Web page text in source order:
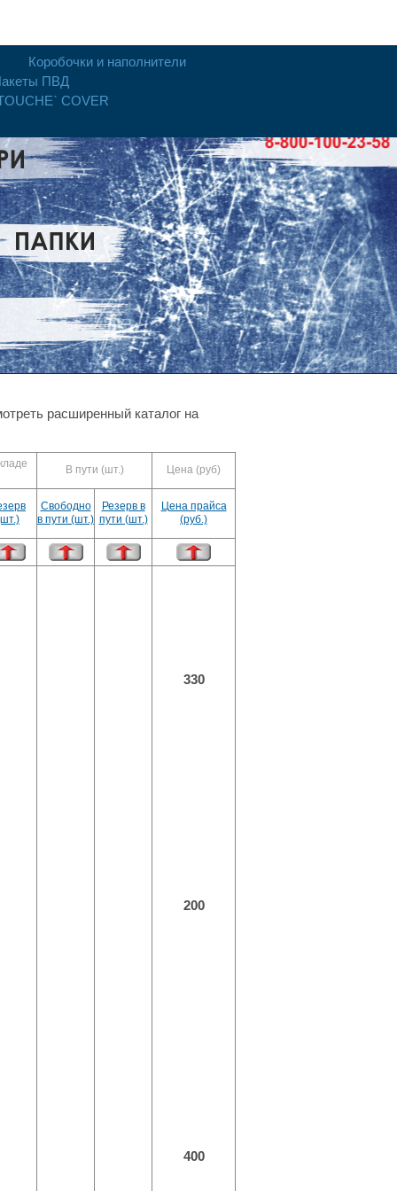
Коробочки и наполнители
ПВД
COVER
расширенный каталог на
В пути (шт.) Цена (руб)
Свободно
в пути (шт.)
Резерв в
пути (шт.)
Цена прайса
(руб.)
330
200
400